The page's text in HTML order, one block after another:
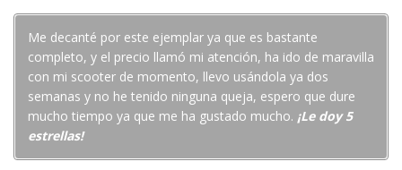
Me decanté por este ejemplar ya que es bastante
completo, y el precio llamó mi atención, ha ido de maravilla
con mi scooter de momento, llevo usándola ya dos
semanas y no he tenido ninguna queja, espero que dure
mucho tiempo ya que me ha gustado mucho. ¡Le doy 5
estrellas!